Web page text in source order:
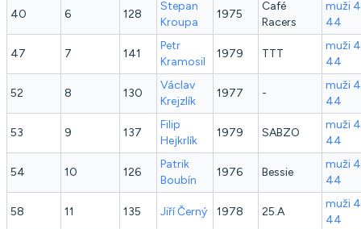
40 6 128
Stepan
Kroupa
1975
Café
Racers
muži
44
47 7 141
Petr
Kramosil
1979 TTT
muži
44
52 8 130
Václav
Krejzlík
1977 -
muži
44
53 9 137
Filip
Hejkrlík
1979 SABZO
muži
44
54 10 126
Patrik
Boubín
1976 Bessie
muži
44
58 11 135 JiříČerný 1978 25.A
muži
44